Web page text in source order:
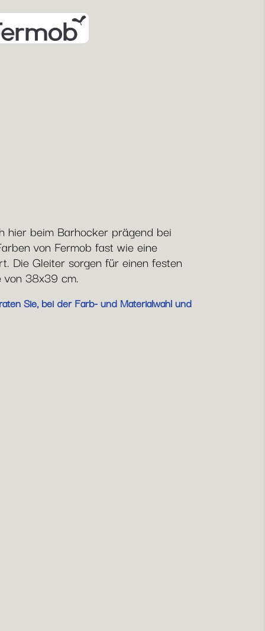
hier beim Barhocker prägend bei
von Fermob fast wie eine
Die Gleiter sorgen für einen festen
von 38x39 cm.
Sie, bei der Farb- und Materialwahl und